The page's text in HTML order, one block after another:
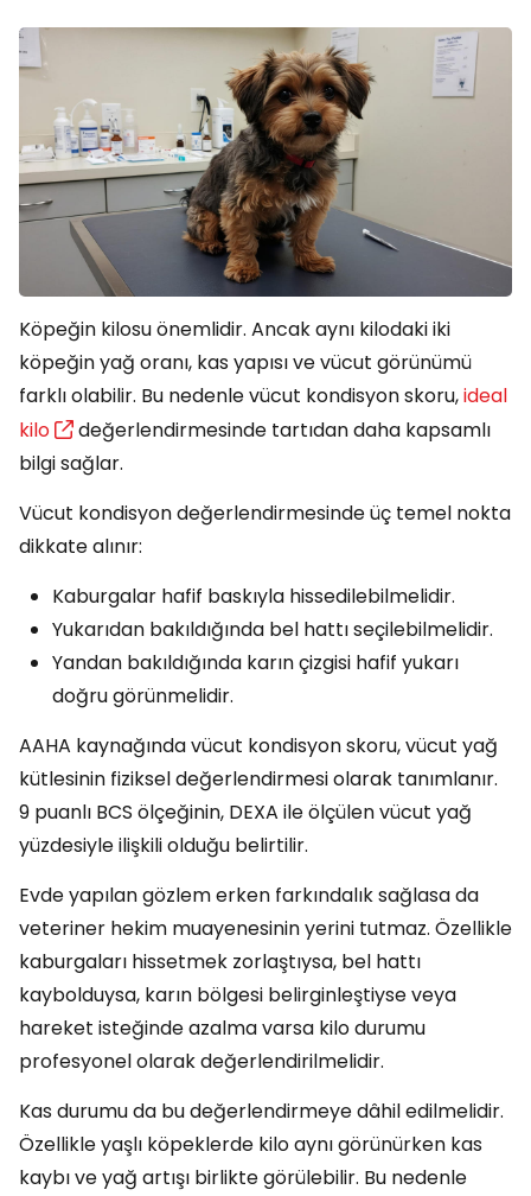
Köpeğin kilosu önemlidir. Ancak aynı kilodaki iki
köpeğin yağ oranı, kas yapısı ve vücut görünümü
farklı olabilir. Bu nedenle vücut kondisyon skoru,ideal
kilo
değerlendirmesinde tartıdan daha kapsamlı
bilgi sağlar.
Vücut kondisyon değerlendirmesinde üç temel nokta
dikkate alınır:
Kaburgalar hafif baskıyla hissedilebilmelidir.
Yukarıdan bakıldığında bel hattı seçilebilmelidir.
Yandan bakıldığında karın çizgisi hafif yukarı
doğru görünmelidir.
AAHA kaynağında vücut kondisyon skoru, vücut yağ
kütlesinin fiziksel değerlendirmesi olarak tanımlanır.
9 puanlı BCS ölçeğinin, DEXA ile ölçülen vücut yağ
yüzdesiyle ilişkili olduğu belirtilir.
Evde yapılan gözlem erken farkındalık sağlasa da
veteriner hekim muayenesinin yerini tutmaz. Özellikle
kaburgaları hissetmek zorlaştıysa, bel hattı
kaybolduysa, karın bölgesi belirginleştiyse veya
hareket isteğinde azalma varsa kilo durumu
profesyonel olarak değerlendirilmelidir.
Kas durumu da bu değerlendirmeye dâhil edilmelidir.
Özellikle yaşlı köpeklerde kilo aynı görünürken kas
kaybı ve yağ artışı birlikte görülebilir. Bu nedenle